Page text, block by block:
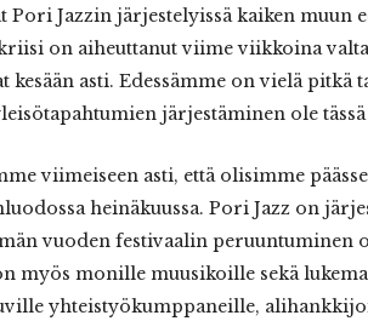
Pori Jazzin järjestelyissä kaiken
on aiheuttanut viime viikkoina
kesään asti. Edessämme on vielä pitkä
järjestäminen ole
viimeiseen asti, että olisimme
heinäkuussa. Pori Jazz on
vuoden festivaalin peruuntuminen
myös monille muusikoille sekä
yhteistyökumppaneille,